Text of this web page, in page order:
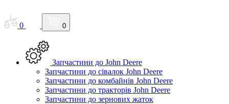
0 0
Запчастини до John Deere
Запчастини до сівалок John Deere
Запчастини до комбайнів John Deere
Запчастини до тракторів John Deere
Запчастини до зернових жаток